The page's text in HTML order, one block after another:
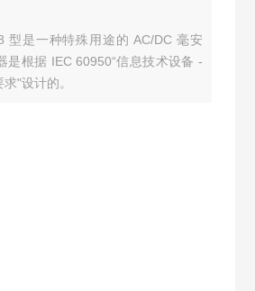
型是一种特殊用途的 AC/DC 毫安
根据 IEC 60950“信息技术设备 -
"设计的。